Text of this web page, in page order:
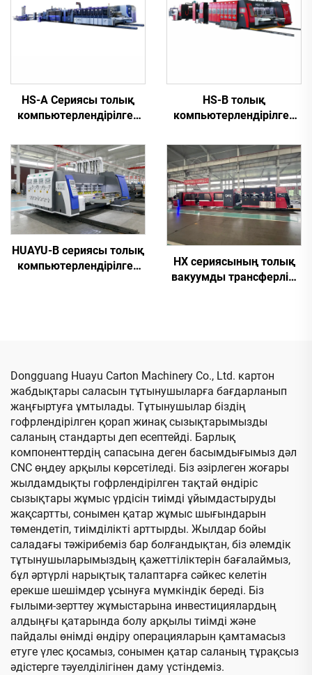
HS-A Сериясы толық
компьютерлендірілген
басып шығару
желімдеуін автоматты
байламмен жабдықтау
HS-B толық
компьютерлендірілген
жылдамдықта жұмыс
істейтін автоматты
басып шығару және
желімдеу машинасы
HUAYU-B сериясы толық
компьютерлендірілген
HX сериясының толық
вакуумды трансферлік,
байланымы бар машина
(Вакуумды трансферлік
төменгі баспа)
Dongguang Huayu Carton Machinery Co., Ltd. картон
жабдықтары саласын тұтынушыларға бағдарланып
жаңғыртуға ұмтылады. Тұтынушылар біздің
гофрлендірілген қорап жинақ сызықтарымызды
саланың стандарты деп есептейді. Барлық
компоненттердің сапасына деген басымдығымыз дәл
CNC өңдеу арқылы көрсетіледі. Біз әзірлеген жоғары
жылдамдықты гофрлендірілген тақтай өндіріс
сызықтары жұмыс үрдісін тиімді ұйымдастыруды
жақсартты, сонымен қатар жұмыс шығындарын
төмендетіп, тиімділікті арттырды. Жылдар бойы
саладағы тәжірибеміз бар болғандықтан, біз әлемдік
тұтынушыларымыздың қажеттіліктерін бағалаймыз,
бұл әртүрлі нарықтық талаптарға сәйкес келетін
ерекше шешімдер ұсынуға мүмкіндік береді. Біз
ғылыми-зерттеу жұмыстарына инвестициялардың
алдыңғы қатарында болу арқылы тиімді және
пайдалы өнімді өндіру операцияларын қамтамасыз
етуге үлес қосамыз, сонымен қатар саланың тұрақсыз
әдістерге тәуелділігінен даму үстіндеміз.